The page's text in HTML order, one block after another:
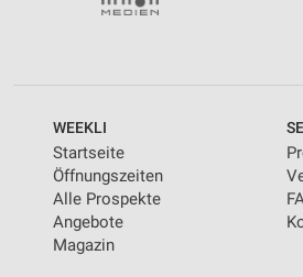
WEEKLI
Startseite
Öffnungszeiten
Alle Prospekte
Angebote
Magazin
personalisierter Werbung
personalisierter Inhalte
Messung der Werbeleistung
Messung der Performance von